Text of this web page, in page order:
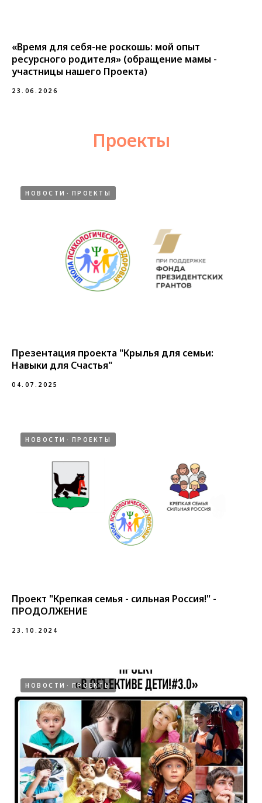
«Время для себя-не роскошь: мой опыт
ресурсного родителя» (обращение мамы -
участницы нашего Проекта)
23.06.2026
Проекты
НОВОСТИ ПРОЕКТЫ
Презентация проекта "Крылья для семьи:
Навыки для Счастья"
04.07.2025
НОВОСТИ ПРОЕКТЫ
Проект "Крепкая семья - сильная Россия!" -
ПРОДОЛЖЕНИЕ
23.10.2024
НОВОСТИ ПРОЕКТЫ